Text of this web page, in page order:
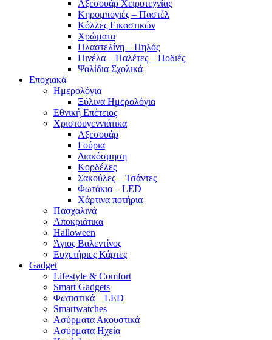
Αξεσουάρ Χειροτεχνίας
Κηρομπογιές – Παστέλ
Κόλλες Εικαστικών
Χρώματα
Πλαστελίνη – Πηλός
Πινέλα – Παλέτες – Ποδιές
Ψαλίδια Σχολικά
Εποχιακά
Ημερολόγια
Ξύλινα Ημερολόγια
Εθνική Επέτειος
Χριστουγεννιάτικα
Αξεσουάρ
Γούρια
Διακόσμηση
Κορδέλες
Σακούλες – Τσάντες
Φωτάκια – LED
Χάρτινα ποτήρια
Πασχαλινά
Αποκριάτικα
Halloween
Άγιος Βαλεντίνος
Ευχετήριες Κάρτες
Gadget
Lifestyle & Comfort
Smart Gadgets
Φωτιστικά – LED
Smartwatches
Ασύρματα Ακουστικά
Ασύρματα Ηχεία